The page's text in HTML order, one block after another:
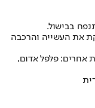
בבישול.
את העשייה והרכבה
אחרים: פלפל אדום,